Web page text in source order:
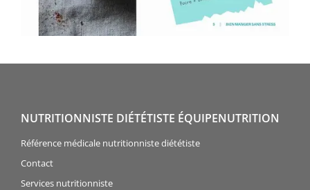
NUTRITIONNISTE DIÉTÉTISTE ÉQUIPENUTRITION
Référence médicale nutritionniste diététiste
Contact
Services nutritionniste